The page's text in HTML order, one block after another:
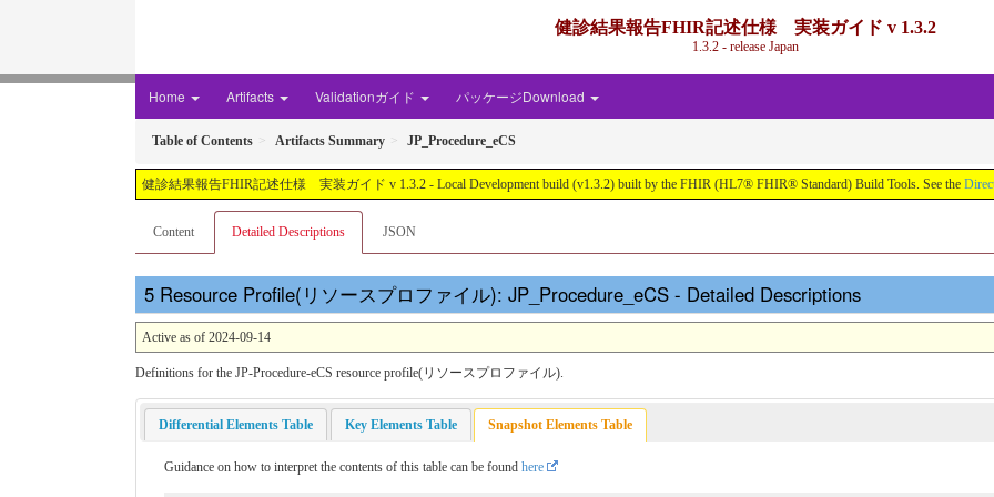
健診結果報告FHIR記述仕様 実装ガイド v 1.3.2
1.3.2 - release Japan
Home Artifacts Validationガイド パッケージDownload
Table of Contents Artifacts Summary JP_Procedure_eCS
健診結果報告FHIR記述仕様 実装ガイド v 1.3.2 - Local Development build (v1.3.2) built by the FHIR (HL7® FHIR® Standard) Build Tools. See the
Content Detailed Descriptions JSON
Resource Profile(リソースプロファイル): JP_Procedure_eCS - Detailed Descriptions
Active as of 2024-09-14
Definitions for the JP-Procedure-eCS resource profile(リソースプロファイル).
Differential Elements Table Key Elements Table Snapshot Elements Table
Guidance on how to interpret the contents of this table can be found here